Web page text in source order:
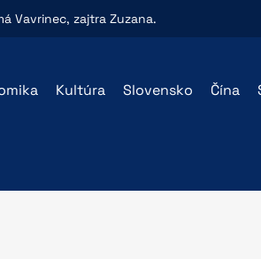
Vavrinec, zajtra Zuzana.
Kultúra Slovensko Čína